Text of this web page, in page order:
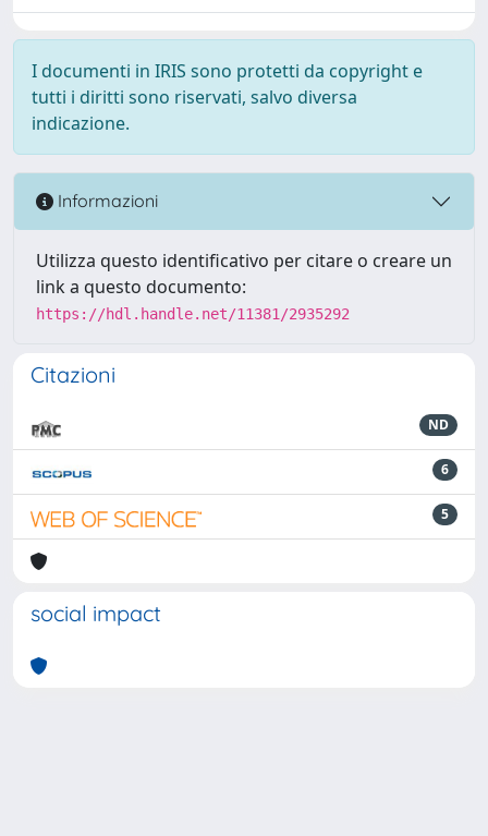
I documenti in IRIS sono protetti da copyright e
tutti i diritti sono riservati, salvo diversa
indicazione.
Informazioni
Utilizza questo identificativo per citare o creare un
link a questo documento:
https://hdl.handle.net/11381/2935292
Citazioni
ND
6
5
social impact